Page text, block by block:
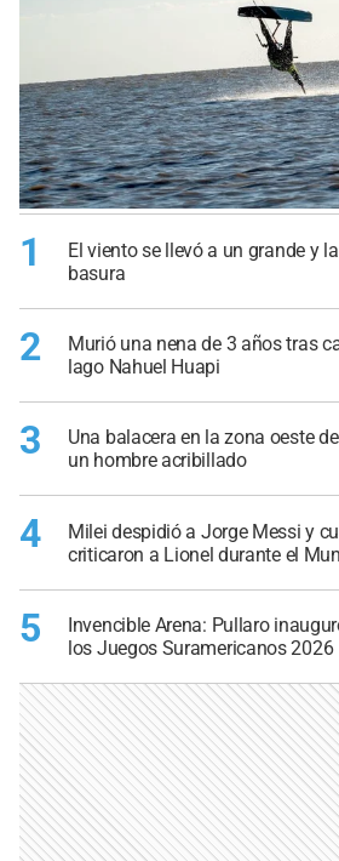
1
El viento se llevó a un grande y
basura
2
Murió una nena de 3 años tras
lago Nahuel Huapi
3
Una balacera en la zona oeste
un hombre acribillado
4
Milei despidió a Jorge Messi y
criticaron a Lionel durante el
5
Invencible Arena: Pullaro
los Juegos Suramericanos 2026